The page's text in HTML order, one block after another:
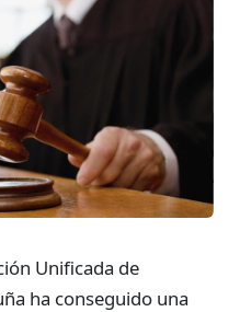
Unificada de
ha conseguido una